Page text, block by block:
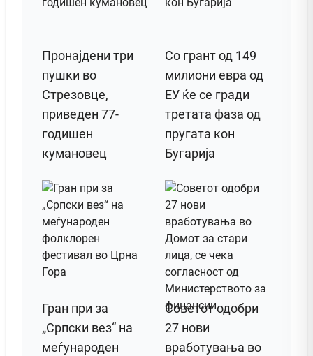
Пронајдени три
пушки во
Стрезовце,
приведен 77-
годишен
кумановец
Со грант од 149
милиони евра од
ЕУ ќе се гради
третата фаза од
пругата кон
Бугарија
Гран при за
„Српски вез“ на
меѓународен
Советот одобри
27 нови
вработувања во